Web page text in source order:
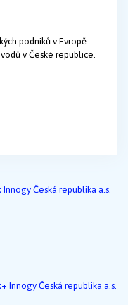
podniků v Evropě
v České republice.
Innogy Česká republika a.s.
Innogy Česká republika a.s.